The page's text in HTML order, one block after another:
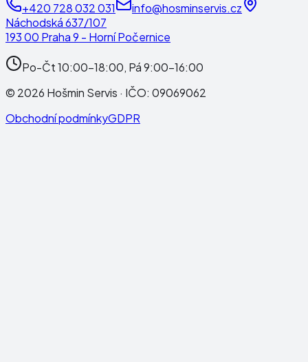
+420 728 032 031
info@hosminservis.cz
Náchodská 637/107
193 00 Praha 9 - Horní Počernice
Po-Čt 10:00-18:00, Pá 9:00-16:00
© 2026 Hošmin Servis · IČO: 09069062
Obchodní podmínkyGDPR